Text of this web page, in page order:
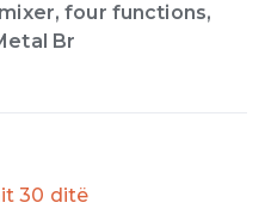
four functions,
Br
30 ditë